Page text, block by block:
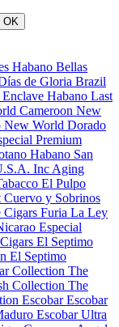
OK
Habano Bellas
de Gloria Brazil
Enclave Habano Last
Cameroon New
New World Dorado
Premium
Habano San
Inc Aging
El Pulpo
Cuervo y Sobrinos
Furia La Ley
Especial
El Septimo
El Septimo
Collection The
Collection The
EscobarEscobar
Escobar Ultra